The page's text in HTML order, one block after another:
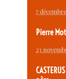
7
Pierre
23